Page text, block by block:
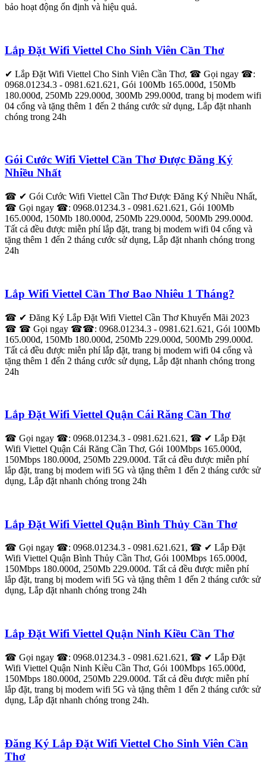
bảo hoạt động ổn định và hiệu quả.
Lắp Đặt Wifi Viettel Cho Sinh Viên Cần Thơ
✔ Lắp Đặt Wifi Viettel Cho Sinh Viên Cần Thơ, ☎ Gọi ngay ☎:
0968.01234.3 - 0981.621.621, Gói 100Mb 165.000đ, 150Mb
180.000đ, 250Mb 229.000đ, 300Mb 299.000đ, trang bị modem wifi
04 cổng và tặng thêm 1 đến 2 tháng cước sử dụng, Lắp đặt nhanh
chóng trong 24h
Gói Cước Wifi Viettel Cần Thơ Được Đăng Ký
Nhiều Nhất
☎ ✔ Gói Cước Wifi Viettel Cần Thơ Được Đăng Ký Nhiều Nhất,
☎ Gọi ngay ☎: 0968.01234.3 - 0981.621.621, Gói 100Mb
165.000đ, 150Mb 180.000đ, 250Mb 229.000đ, 500Mb 299.000đ.
Tất cả đều được miễn phí lắp đặt, trang bị modem wifi 04 cổng và
tặng thêm 1 đến 2 tháng cước sử dụng, Lắp đặt nhanh chóng trong
24h
Lắp Wifi Viettel Cần Thơ Bao Nhiêu 1 Tháng?
☎ ✔ Đăng Ký Lắp Đặt Wifi Viettel Cần Thơ Khuyến Mãi 2023
☎ ☎ Gọi ngay ☎☎: 0968.01234.3 - 0981.621.621, Gói 100Mb
165.000đ, 150Mb 180.000đ, 250Mb 229.000đ, 500Mb 299.000đ.
Tất cả đều được miễn phí lắp đặt, trang bị modem wifi 04 cổng và
tặng thêm 1 đến 2 tháng cước sử dụng, Lắp đặt nhanh chóng trong
24h
Lắp Đặt Wifi Viettel Quận Cái Răng Cần Thơ
☎ Gọi ngay ☎: 0968.01234.3 - 0981.621.621, ☎ ✔‎ Lắp Đặt
Wifi Viettel Quận Cái Răng Cần Thơ, Gói 100Mbps 165.000đ,
150Mbps 180.000đ, 250Mb 229.000đ. Tất cả đều được miễn phí
lắp đặt, trang bị modem wifi 5G và tặng thêm 1 đến 2 tháng cước sử
dụng, Lắp đặt nhanh chóng trong 24h
Lắp Đặt Wifi Viettel Quận Bình Thủy Cần Thơ
☎ Gọi ngay ☎: 0968.01234.3 - 0981.621.621, ☎ ✔‎ Lắp Đặt
Wifi Viettel Quận Bình Thủy Cần Thơ, Gói 100Mbps 165.000đ,
150Mbps 180.000đ, 250Mb 229.000đ. Tất cả đều được miễn phí
lắp đặt, trang bị modem wifi 5G và tặng thêm 1 đến 2 tháng cước sử
dụng, Lắp đặt nhanh chóng trong 24h
Lắp Đặt Wifi Viettel Quận Ninh Kiều Cần Thơ
☎ Gọi ngay ☎: 0968.01234.3 - 0981.621.621, ☎ ✔‎ Lắp Đặt
Wifi Viettel Quận Ninh Kiều Cần Thơ, Gói 100Mbps 165.000đ,
150Mbps 180.000đ, 250Mb 229.000đ. Tất cả đều được miễn phí
lắp đặt, trang bị modem wifi 5G và tặng thêm 1 đến 2 tháng cước sử
dụng, Lắp đặt nhanh chóng trong 24h.
Đăng Ký Lắp Đặt Wifi Viettel Cho Sinh Viên Cần
Thơ